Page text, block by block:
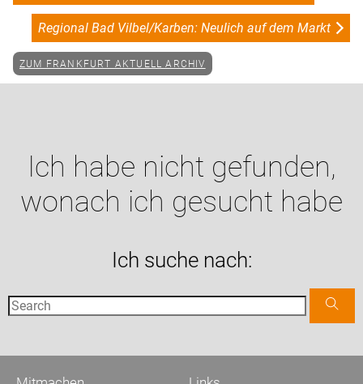
Regional Bad Vilbel/Karben: Neulich auf dem Markt
ZUM FRANKFURT AKTUELL ARCHIV
Ich habe nicht gefunden,
wonach ich gesucht habe
Ich suche nach: